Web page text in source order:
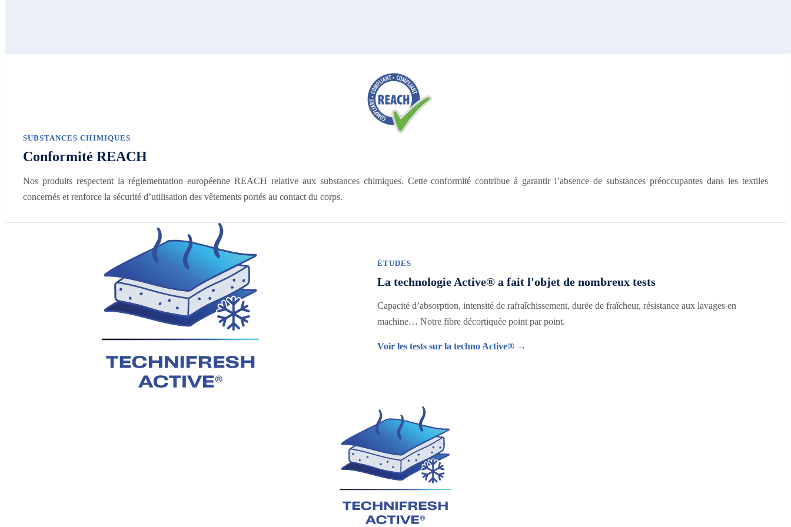
SUBSTANCES CHIMIQUES
Conformité REACH
Nos produits respectent la réglementation européenne REACH relative aux substances chimiques. Cette conformité contribue à garantir l’absence de substances préoccupantes dans les textiles
concernés et renforce la sécurité d’utilisation des vêtements portés au contact du corps.
ÉTUDES
La technologie Active® a fait l'objet de nombreux tests
Capacité d’absorption, intensité de rafraîchissement, durée de fraîcheur, résistance aux lavages en
machine… Notre fibre décortiquée point par point.
Voir les tests sur la techno Active® →